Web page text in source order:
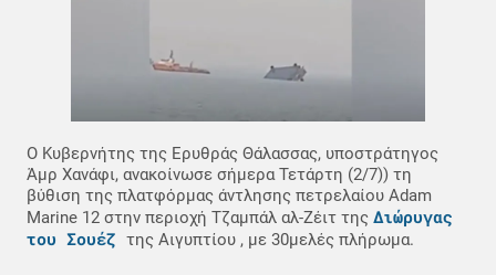
Ο Κυβερνήτης της Ερυθράς Θάλασσας, υποστράτηγος
Άμρ Χανάφι, ανακοίνωσε σήμερα Τετάρτη (2/7)) τη
βύθιση της πλατφόρμας άντλησης πετρελαίου Adam
Marine 12 στην περιοχή Τζαμπάλ αλ-Ζέιτ της Διώρυγας
του Σουέζ της Αιγυπτίου , με 30μελές πλήρωμα.